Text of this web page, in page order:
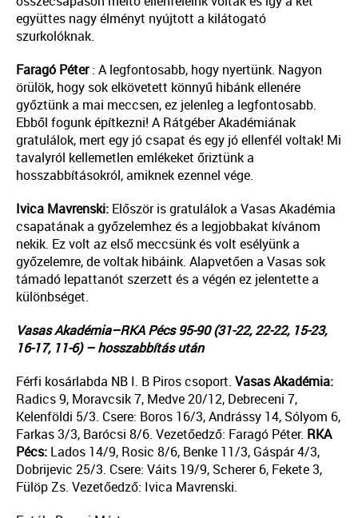
együttes nagy élményt nyújtott a kilátogató
szurkolóknak.
Faragó Péter: A legfontosabb, hogy nyertünk. Nagyon
örülök, hogy sok elkövetett könnyű hibánk ellenére
győztünk a mai meccsen, ez jelenleg a legfontosabb.
Ebből fogunk építkezni! A Rátgéber Akadémiának
gratulálok, mert egy jó csapat és egy jó ellenfél voltak! Mi
tavalyról kellemetlen emlékeket őriztünk a
hosszabbításokról, amiknek ezennel vége.
Ivica Mavrenski: Először is gratulálok a Vasas Akadémia
csapatának a győzelemhez és a legjobbakat kívánom
nekik. Ez volt az első meccsünk és volt esélyünk a
győzelemre, de voltak hibáink. Alapvetően a Vasas sok
támadó lepattanót szerzett és a végén ez jelentette a
különbséget.
Vasas Akadémia–RKA Pécs 95-90 (31-22, 22-22, 15-23,
16-17, 11-6) – hosszabbítás után
Férfi kosárlabda NB I. B Piros csoport. Vasas Akadémia:
Radics 9, Moravcsik 7, Medve 20/12, Debreceni 7,
Kelenföldi 5/3. Csere: Boros 16/3, Andrássy 14, Sólyom 6,
Farkas 3/3, Barócsi 8/6. Vezetőedző: Faragó Péter. RKA
Pécs: Lados 14/9, Rosic 8/6, Benke 11/3, Gáspár 4/3,
Dobrijevic 25/3. Csere: Váits 19/9, Scherer 6, Fekete 3,
Fülöp Zs. Vezetőedző: Ivica Mavrenski.